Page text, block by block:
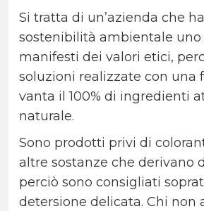
Si tratta di un’azienda che
sostenibilità ambientale uno
manifesti dei valori etici,
soluzioni realizzate con una
vanta il 100% di ingredienti
naturale.
Sono prodotti privi di
altre sostanze che derivano
perciò sono consigliati
detersione delicata. Chi non